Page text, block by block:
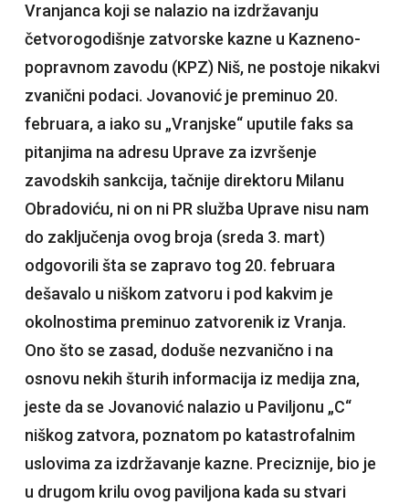
Vranjanca koji se nalazio na izdržavanju
četvorogodišnje zatvorske kazne u Kazneno-
popravnom zavodu (KPZ) Niš, ne postoje nikakvi
zvanični podaci. Jovanović je preminuo 20.
februara, a iako su „Vranjske“ uputile faks sa
pitanjima na adresu Uprave za izvršenje
zavodskih sankcija, tačnije direktoru Milanu
Obradoviću, ni on ni PR služba Uprave nisu nam
do zaključenja ovog broja (sreda 3. mart)
odgovorili šta se zapravo tog 20. februara
dešavalo u niškom zatvoru i pod kakvim je
okolnostima preminuo zatvorenik iz Vranja.
Ono što se zasad, doduše nezvanično i na
osnovu nekih šturih informacija iz medija zna,
jeste da se Jovanović nalazio u Paviljonu „C“
niškog zatvora, poznatom po katastrofalnim
uslovima za izdržavanje kazne. Preciznije, bio je
u drugom krilu ovog paviljona kada su stvari